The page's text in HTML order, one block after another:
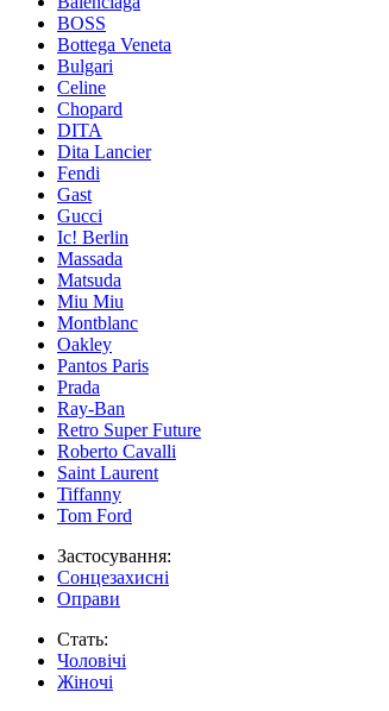
BOSS
Bottega Veneta
Bulgari
Celine
Chopard
DITA
Dita Lancier
Fendi
Gast
Gucci
Ic! Berlin
Massada
Matsuda
Miu Miu
Montblanc
Oakley
Pantos Paris
Prada
Ray-Ban
Retro Super Future
Roberto Cavalli
Saint Laurent
Tiffanny
Tom Ford
Застосування:
Сонцезахисні
Оправи
Стать:
Чоловічі
Жіночі